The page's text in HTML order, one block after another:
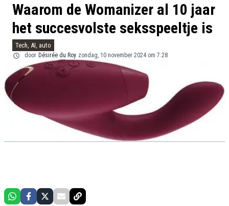
Waarom de Womanizer al 10 jaar
het succesvolste seksspeeltje is
Tech, AI, auto
door Désirée du Roy zondag, 10 november 2024 om 7:28